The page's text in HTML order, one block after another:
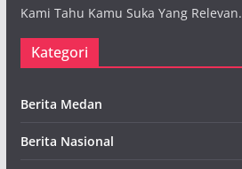
Kami Tahu Kamu Suka Yang Relevan.
Kategori
Berita Medan
Berita Nasional